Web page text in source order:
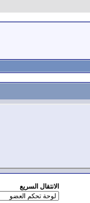
الانتقال السريع